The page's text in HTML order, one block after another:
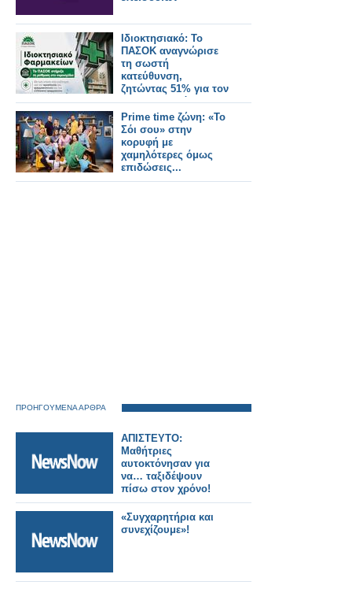
Ιδιοκτησιακό: Το
ΠΑΣΟΚ αναγνώρισε
τη σωστή
κατεύθυνση,
ζητώντας 51% για τον
φαρμακοποιό
Prime time ζώνη: «Το
Σόι σου» στην
κορυφή με
χαμηλότερες όμως
επιδώσεις...
ΠΡΟΗΓΟΥΜΕΝΑ ΑΡΘΡΑ
ΑΠΙΣΤΕΥΤΟ:
Μαθήτριες
αυτοκτόνησαν για
να… ταξιδέψουν
πίσω στον χρόνο!
«Συγχαρητήρια και
συνεχίζουμε»!